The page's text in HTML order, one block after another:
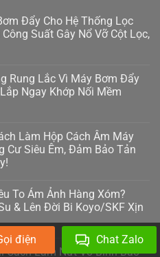
Đẩy Cho Hệ Thống Lọc
Suất Gây Nổ Vỡ Cột Lọc,
Rung Lắc Vì Máy Bơm Đẩy
Ngay Khớp Nối Mềm
Làm Hộp Cách Âm Máy
Cư Siêu Êm, Đảm Bảo Tản
To Ám Ảnh Hàng Xóm?
& Lên Đời Bi Koyo/SKF Xịn
Cách Làm Nứt Vỡ Bình Bảo
điện Chat Zalo